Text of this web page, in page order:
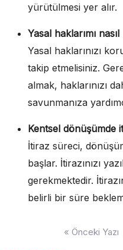
yürütülmesi yer alır.
Yasal haklarımı
Yasal haklarınızı
takip etmelisiniz.
almak, haklarınızı
savunmanıza
Kentsel dönüşümde
İtiraz süreci,
başlar. İtirazınızı
gerekmektedir.
belirli bir süre
« Önceki Yazı